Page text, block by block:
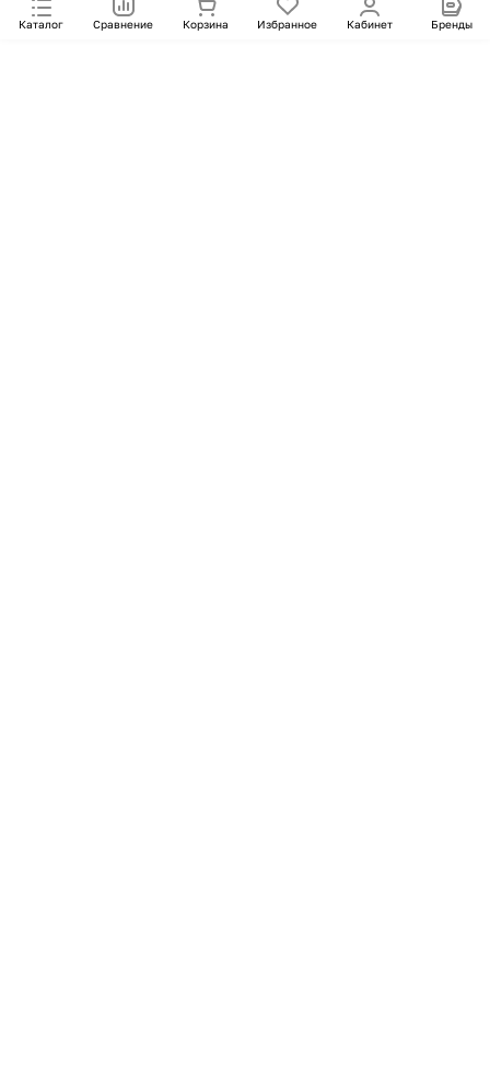
Каталог Сравнение Корзина Избранное Кабинет Бренды